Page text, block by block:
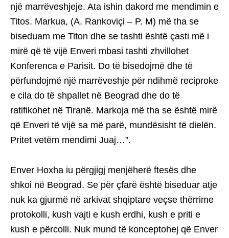
një marrëveshjeje. Ata ishin dakord me mendimin e
Titos. Markua, (A. Rankoviçi – P. M) më tha se
biseduam me Titon dhe se tashti është çasti më i
mirë që të vijë Enveri mbasi tashti zhvillohet
Konferenca e Parisit. Do të bisedojmë dhe të
përfundojmë një marrëveshje për ndihmë reciproke
e cila do të shpallet në Beograd dhe do të
ratifikohet në Tiranë. Markoja më tha se është mirë
që Enveri të vijë sa më parë, mundësisht të dielën.
Pritet vetëm mendimi Juaj…”.
Enver Hoxha iu përgjigj menjëherë ftesës dhe
shkoi në Beograd. Se për çfarë është biseduar atje
nuk ka gjurmë në arkivat shqiptare veçse thërrime
protokolli, kush vajti e kush erdhi, kush e priti e
kush e përcolli. Nuk mund të konceptohej që Enver